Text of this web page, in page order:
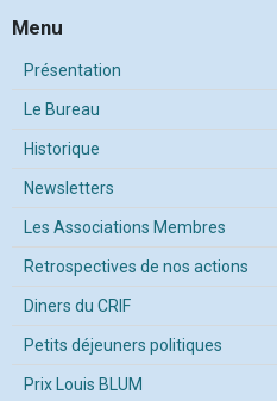
Menu
Présentation
Le Bureau
Historique
Newsletters
Les Associations Membres
Retrospectives de nos actions
Diners du CRIF
Petits déjeuners politiques
Prix Louis BLUM